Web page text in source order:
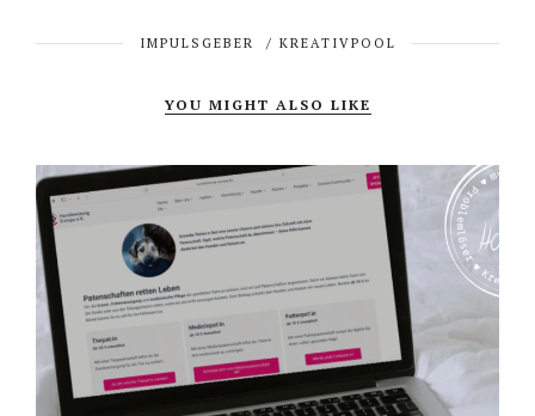
IMPULSGEBER / KREATIVPOOL
YOU MIGHT ALSO LIKE